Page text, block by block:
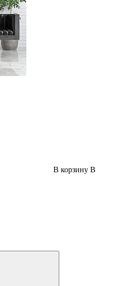
В корзину В